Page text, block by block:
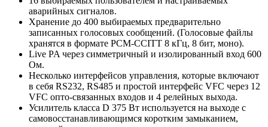
аварийных сигналов.
Хранение до 400 выбираемых предварительно
записанных голосовых сообщений. (Голосовые файлы
хранятся в формате PCM-CCITT 8 кГц, 8 бит, моно).
Live PA через симметричный и изолированный вход 600
Ом.
Несколько интерфейсов управления, которые включают
в себя RS232, RS485 и простой интерфейс VFC через 12
VFC опто-связанных входов и 4 релейных выхода.
Усилитель класса D 375 Вт используется на выходе с
самовосстанавливающимся коротким замыканием,